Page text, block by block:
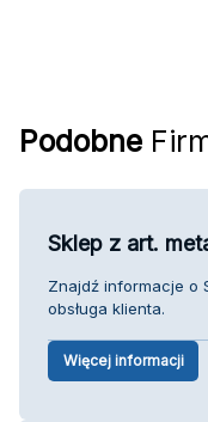
Podobne
Sklep z art.
Znajdź informacje o
obsługa klienta.
Więcej informacji